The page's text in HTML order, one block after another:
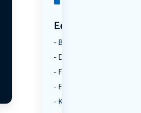
Een aantal
Borrelen
Dansen
Fietsen
Film
Kunst & Cultuur